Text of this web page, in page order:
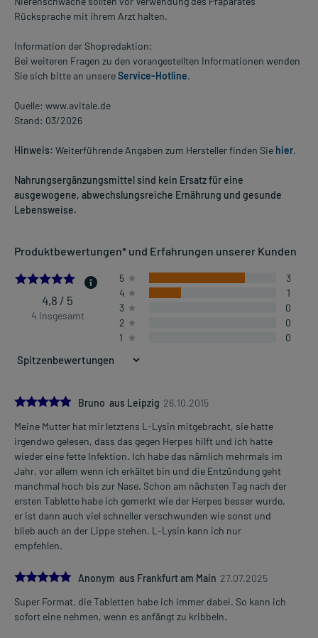
Rücksprache mit ihrem Arzt halten.
Information der Shopredaktion:
Bei weiteren Fragen zu den vorangestellten Informationen wenden
Sie sich bitte an unsereService-Hotline.
Quelle: www.avitale.de
Stand: 03/2026
Hinweis: Weiterführende Angaben zum Hersteller finden Sie hier.
Nahrungsergänzungsmittel sind kein Ersatz für eine
ausgewogene, abwechslungsreiche Ernährung und gesunde
Lebensweise.
Produktbewertungen* und Erfahrungen unserer Kunden
4.75
4,8 / 5
4 insgesamt
5
3
4
1
3
0
2
0
1
0
5.0
Bruno aus Leipzig 26.10.2015
Meine Mutter hat mir letztens L-Lysin mitgebracht, sie hatte
irgendwo gelesen, dass das gegen Herpes hilft und ich hatte
wieder eine fette Infektion. Ich habe das nämlich mehrmals im
Jahr, vor allem wenn ich erkältet bin und die Entzündung geht
manchmal hoch bis zur Nase. Schon am nächsten Tag nach der
ersten Tablette habe ich gemerkt wie der Herpes besser wurde,
er ist dann auch viel schneller verschwunden wie sonst und
blieb auch an der Lippe stehen. L-Lysin kann ich nur
empfehlen.
5.0Anonym aus Frankfurt am Main 27.07.2025
Super Format, die Tabletten habe ich immer dabei. So kann ich
sofort eine nehmen, wenn es anfängt zu kribbeln.